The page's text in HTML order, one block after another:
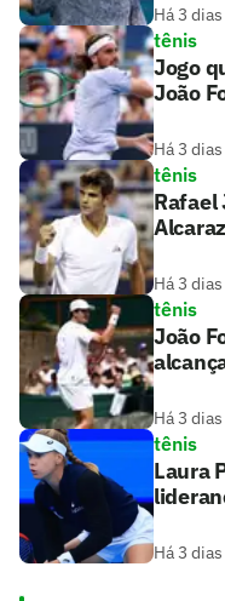
Há 3 dias
tênis
Jogo
João
Há 3 dias
tênis
Rafael
Há 3 dias
tênis
João
Há 3 dias
tênis
Laura
Há 3 dias